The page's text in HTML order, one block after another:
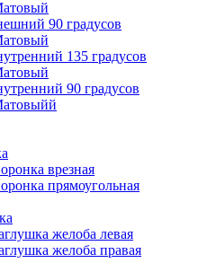
90 градусов
135 градусов
90 градусов
врезная
прямоугольная
желоба левая
желоба правая